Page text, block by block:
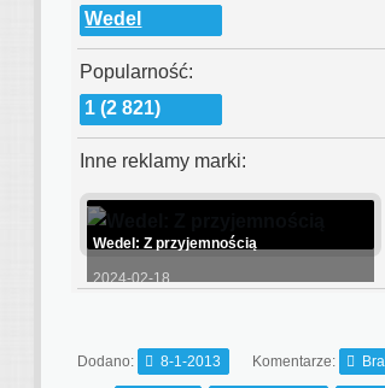
Wedel
Popularność:
1 (2 821)
Inne reklamy marki:
Wedel: Z przyjemnością
2024-02-18
Dodano: 8-1-2013 Komentarze: